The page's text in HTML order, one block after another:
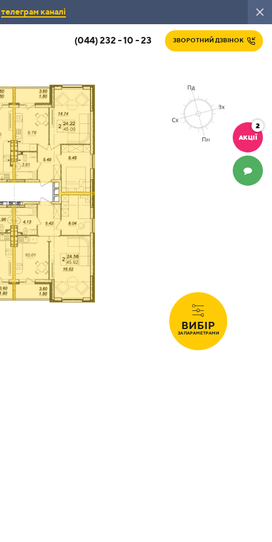
телеграм каналі
(044) 232 - 10 - 23 ЗВОРОТНИЙ ДЗВІНОК
АКЦІЇ
2
ЧАТ
ВИБІР
ЗА ПАРАМЕТРАМИ